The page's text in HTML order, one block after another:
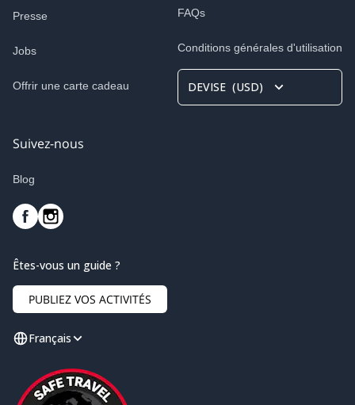
Presse
Jobs
Offrir une carte cadeau
FAQs
Conditions générales d'utilisation
DEVISE (USD)
Suivez-nous
Blog
Êtes-vous un guide ?
PUBLIEZ VOS ACTIVITÉS
Français